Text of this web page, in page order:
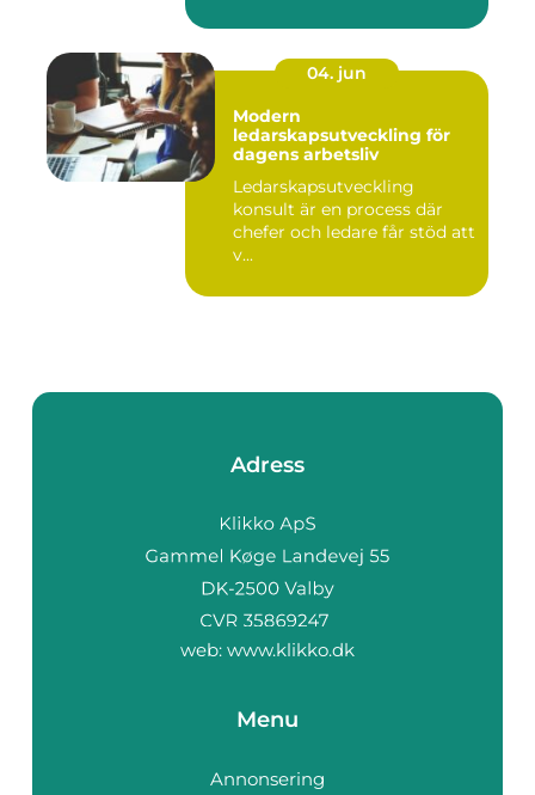
04. jun
Modern
ledarskapsutveckling för
dagens arbetsliv
Ledarskapsutveckling
konsult är en process där
chefer och ledare får stöd att
v...
Adress
web: www.klikko.dk
Menu
Annonsering